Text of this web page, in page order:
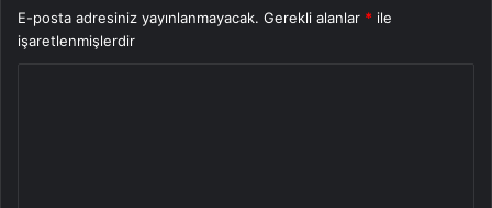
E-posta adresiniz yayınlanmayacak. Gerekli alanlar * ile
işaretlenmişlerdir